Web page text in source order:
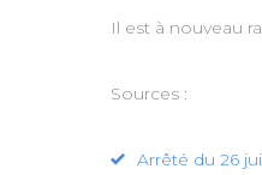
Il est à nouveau
Sources :
Arrêté du 26